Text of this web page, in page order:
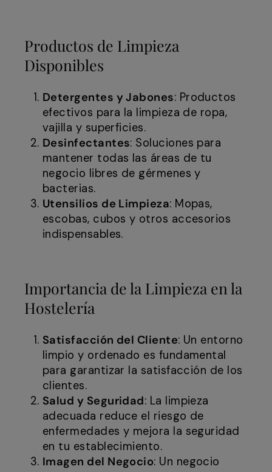
Productos de Limpieza
Disponibles
Detergentes y Jabones: Productos
efectivos para la limpieza de ropa,
vajilla y superficies.
Desinfectantes: Soluciones para
mantener todas las áreas de tu
negocio libres de gérmenes y
bacterias.
Utensilios de Limpieza: Mopas,
escobas, cubos y otros accesorios
indispensables.
Importancia de la Limpieza en la
Hostelería
Satisfacción del Cliente: Un entorno
limpio y ordenado es fundamental
para garantizar la satisfacción de los
clientes.
Salud y Seguridad: La limpieza
adecuada reduce el riesgo de
enfermedades y mejora la seguridad
en tu establecimiento.
Imagen del Negocio: Un negocio